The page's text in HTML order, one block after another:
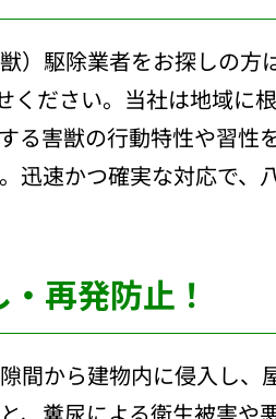
）駆除業者をお探しの
ください。当社は地域に
る害獣の行動特性や習
迅速かつ確実な対応で、
再発防止！
間から建物内に侵入し、